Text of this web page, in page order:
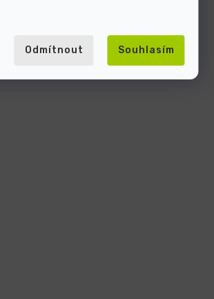
Odmítnout Souhlasím